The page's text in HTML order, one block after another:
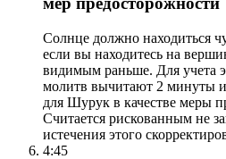
Солнце должно находиться
если вы находитесь на
видимым раньше. Для учета
молитв вычитают 2 минуты
для Шурук в качестве меры
Считается рискованным не
истечения этого
4:45